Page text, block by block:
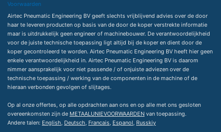
Voorwaarden
Airtec Pneumatic Engineering BV geeft slechts vrijblijvend advies over de door
haar te leveren producten op basis van de door de koper verstrekte informatie
maar is uitdrukkelijk geen engineer of machinebouwer. De verantwoordelijkheid
voor de juiste technische toepassing ligt altijd bij de koper en dient door de
koper gecontroleerd te worden. Airtec Pneumatic Engineering BV heeft hier geen
enkele verantwoordelijkheid in. Airtec Pneumatic Engineering BV is daarom
nimmer aansprakelijk voor niet passende / of onjuiste adviezen over de
technische toepassing / werking van de componenten in de machine of de
hieraan verbonden gevolgen of slijtages.
Op al onze offertes, op alle opdrachten aan ons en op alle met ons gesloten
overeenkomsten zijn de METAALUNIEVOORWAARDEN van toepassing.
Andere talen: English, Deutsch, Francais, Espanol, Russkiy